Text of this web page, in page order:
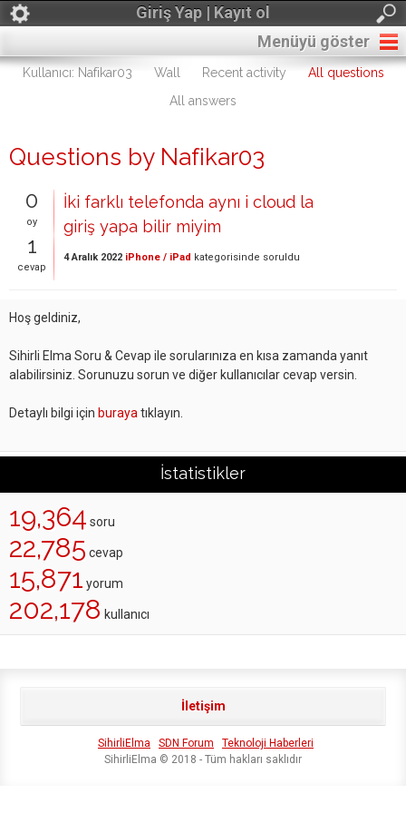
Giriş Yap | Kayıt ol
Menüyü göster
Kullanıcı: Nafikar03 Wall Recent activity
All questions
All answers
Questions by Nafikar03
0
oy
1
cevap
İki farklı telefonda aynı i cloud la
giriş yapa bilir miyim
4 Aralık 2022 iPhone / iPad kategorisinde soruldu
Hoş geldiniz,
Sihirli Elma Soru & Cevap ile sorularınıza en kısa zamanda yanıt
alabilirsiniz. Sorunuzu sorun ve diğer kullanıcılar cevap versin.
Detaylı bilgi için buraya tıklayın.
İstatistikler
19,364 soru
22,785 cevap
15,871 yorum
202,178 kullanıcı
İletişim
SihirliElma SDN Forum
Teknoloji Haberleri
SihirliElma © 2018 - Tüm hakları saklıdır